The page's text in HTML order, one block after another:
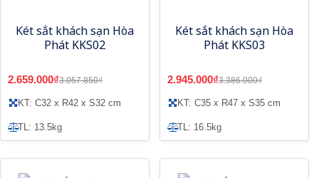
Két sắt khách sạn Hòa
Phát KKS02
2.659.000₫3.057.850₫
KT: C32 x R42 x S32 cm
TL: 13.5kg
Két sắt khách sạn Hòa
Phát KKS03
2.945.000₫3.386.000₫
KT: C35 x R47 x S35 cm
TL: 16.5kg